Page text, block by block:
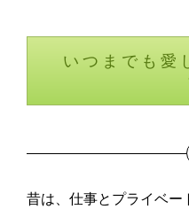
いつまでも愛
昔は、仕事とプライベー